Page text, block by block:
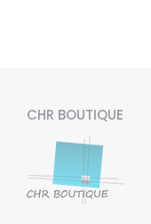
CHR BOUTIQUE